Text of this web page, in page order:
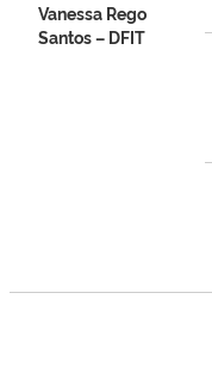
Vanessa Rego
Santos – DFIT